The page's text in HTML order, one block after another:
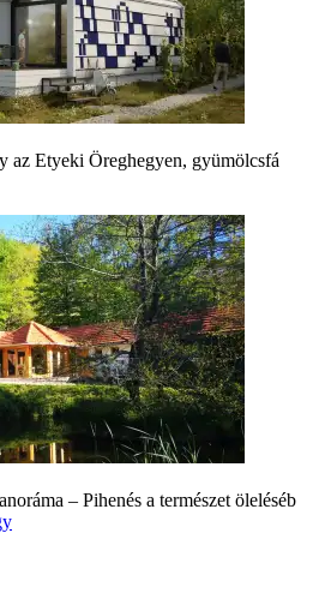
az Etyeki Öreghegyen, gyümölcsfá
– Pihenés a természet öleléséb